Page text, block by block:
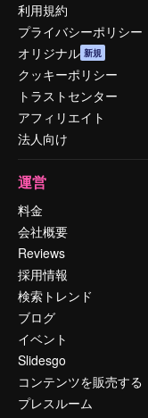
利用規約
プライバシーポリシー
オリジナル 新規
クッキーポリシー
トラストセンター
アフィリエイト
法人向け
運営
料金
会社概要
Reviews
採用情報
検索トレンド
ブログ
イベント
Slidesgo
コンテンツを販売する
プレスルーム